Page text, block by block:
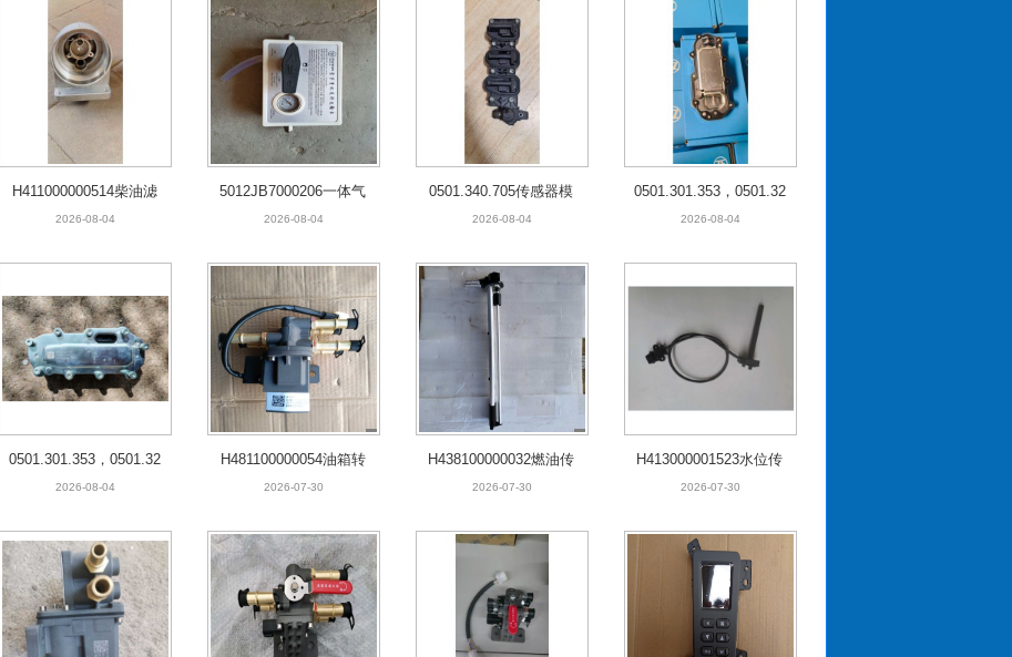
H411000000514柴油滤
清器底座
2026-08-04
5012JB7000206一体气
控箱
2026-08-04
0501.340.705传感器模
块
2026-08-04
0501.301.353，0501.32
8.597选档模块
2026-08-04
0501.301.353，0501.32
8.597选挡模块
2026-08-04
H481100000054油箱转
换电磁阀
2026-07-30
H438100000032燃油传
感器
2026-07-30
H413000001523水位传
感器
2026-07-30